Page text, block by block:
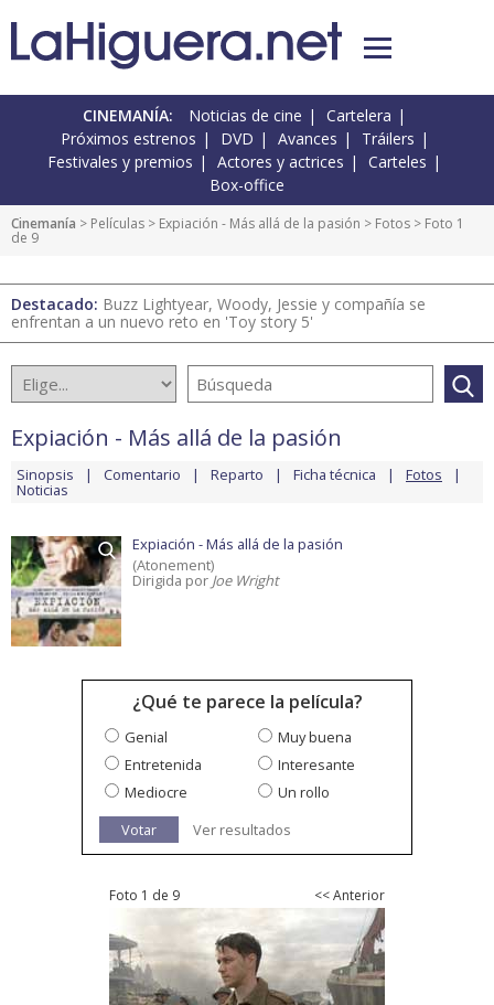
CINEMANÍA: Noticias de cine
Cartelera
Próximos estrenos
DVD Avances
Tráilers
Festivales y premios
Actores y actrices
Carteles
Box-office
Cinemanía > Películas > Expiación - Más allá de la pasión > Fotos > Foto 1
de 9
Destacado: Buzz Lightyear, Woody, Jessie y compañía se
enfrentan a un nuevo reto en 'Toy story 5'
Expiación - Más allá de la pasión
Sinopsis Comentario Reparto Ficha técnica Fotos
Noticias
Expiación - Más allá de la pasión
(Atonement)
Dirigida por Joe Wright
¿Qué te parece la película?
Genial
Muy buena
Entretenida
Interesante
Mediocre
Un rollo
Votar
Ver resultados
Foto 1 de 9 << Anterior